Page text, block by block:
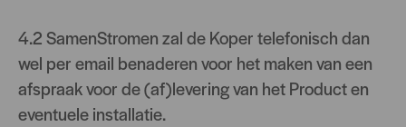
4.2 SamenStromen zal de Koper telefonisch dan
wel per email benaderen voor het maken van een
afspraak voor de (af)levering van het Product en
eventuele installatie.